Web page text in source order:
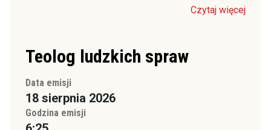
Czytaj więcej
Teolog ludzkich spraw
Data emisji
18 sierpnia 2026
Godzina emisji